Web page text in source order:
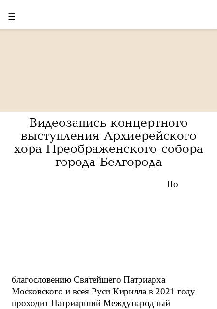
☰
Видеозапись концертного
выступления Архиерейского
хора Преображенского собора
города Белгорода
По
благословению Святейшего Патриарха
Московского и всея Руси Кирилла в 2021 году
проходит Патриарший Международный